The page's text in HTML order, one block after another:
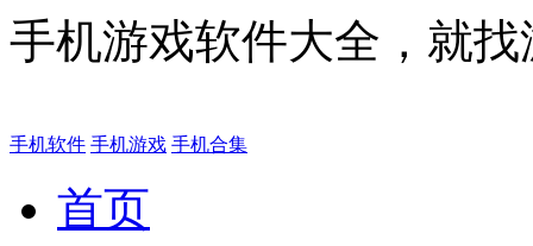
手机游戏软件大全，就
手机软件 手机游戏 手机合集
首页